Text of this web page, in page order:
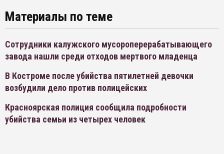
Материалы по теме
Сотрудники калужского мусороперерабатывающего
завода нашли среди отходов мертвого младенца
В Костроме после убийства пятилетней девочки
возбудили дело против полицейских
Красноярская полиция сообщила подробности
убийства семьи из четырех человек